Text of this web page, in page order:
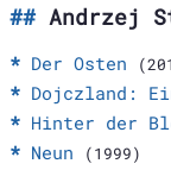
Andrzej
Der Osten
Dojczland:
Hinter der
Neun (1999)